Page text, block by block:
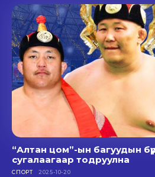
“Алтан цом”-ын багуудын
сугалаагаар тодруулна
СПОРТ 2025-10-20